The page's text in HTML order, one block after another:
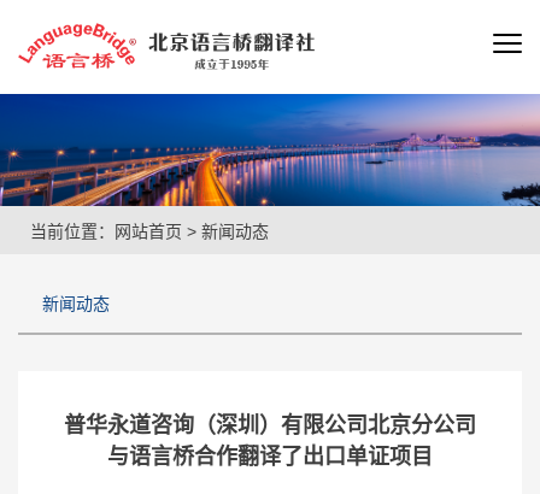
当前位置： 网站首页 > 新闻动态
新闻动态
普华永道咨询（深圳）有限公司北京分公司
与语言桥合作翻译了出口单证项目